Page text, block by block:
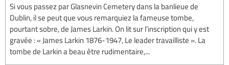
Si vous passez par Glasnevin Cemetery dans la banlieue de
Dublin, il se peut que vous remarquiez la fameuse tombe,
pourtant sobre, de James Larkin. On lit sur l’inscription qui y est
gravée : « James Larkin 1876-1947, Le leader travailliste ». La
tombe de Larkin a beau être rudimentaire,...